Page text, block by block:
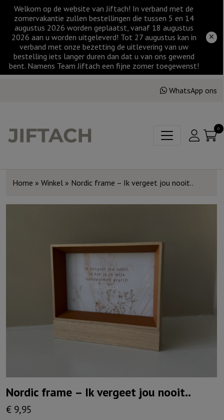
Welkom op de website van Jiftach! In verband met de
zomervakantie zullen bestellingen die tussen 5 en 14
augustus 2026 worden geplaatst, vanaf 18 augustus
2026 aan u worden uitgeleverd! Tot 27 augustus kan in
verband met onze bezetting de uitlevering van uw
bestelling iets langer duren dan dat u van ons gewend
bent. Namens Team Jiftach een fijne zomer toegewenst!
WhatsApp ons
0
Home » Winkel » Nordic frame – Ik vergeet jou nooit..
Nordic frame – Ik vergeet jou nooit..
€ 9,95